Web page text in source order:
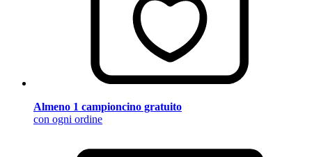
Almeno 1 campioncino gratuito
con ogni ordine